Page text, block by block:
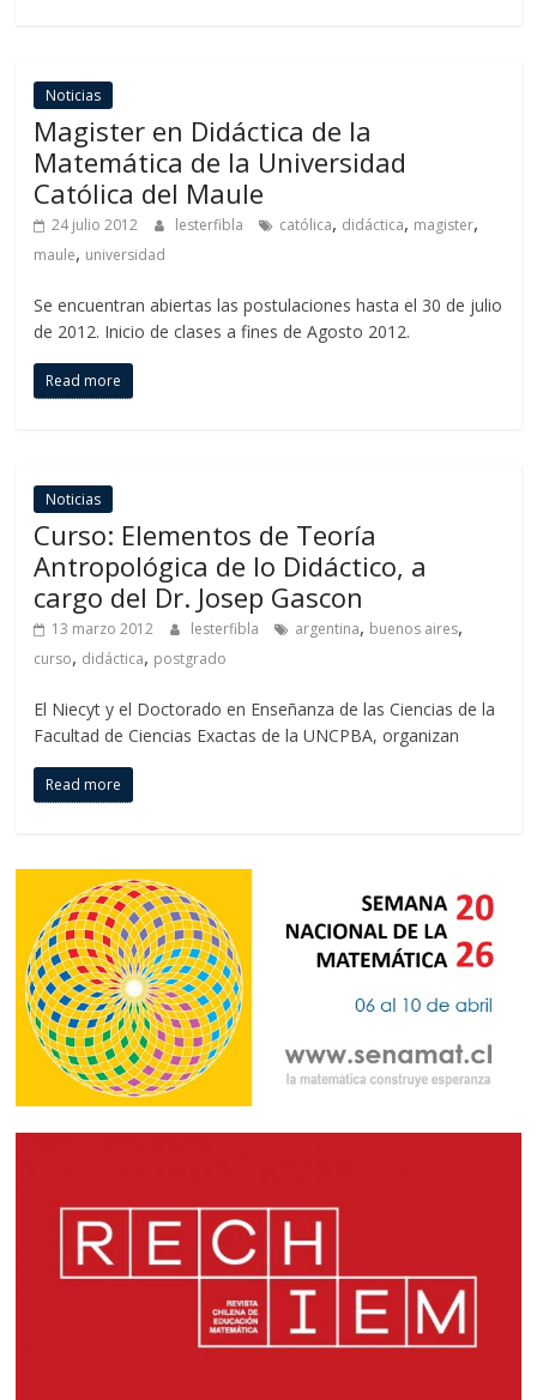
Noticias
Magister en Didáctica de la
Matemática de la Universidad
Católica del Maule
24 julio 2012 lesterfibla católica, didáctica, magister,
maule, universidad
Se encuentran abiertas las postulaciones hasta el 30 de julio
de 2012. Inicio de clases a fines de Agosto 2012.
Read more
Noticias
Curso: Elementos de Teoría
Antropológica de lo Didáctico, a
cargo del Dr. Josep Gascon
13 marzo 2012 lesterfibla argentina, buenos aires,
curso, didáctica, postgrado
El Niecyt y el Doctorado en Enseñanza de las Ciencias de la
Facultad de Ciencias Exactas de la UNCPBA, organizan
Read more